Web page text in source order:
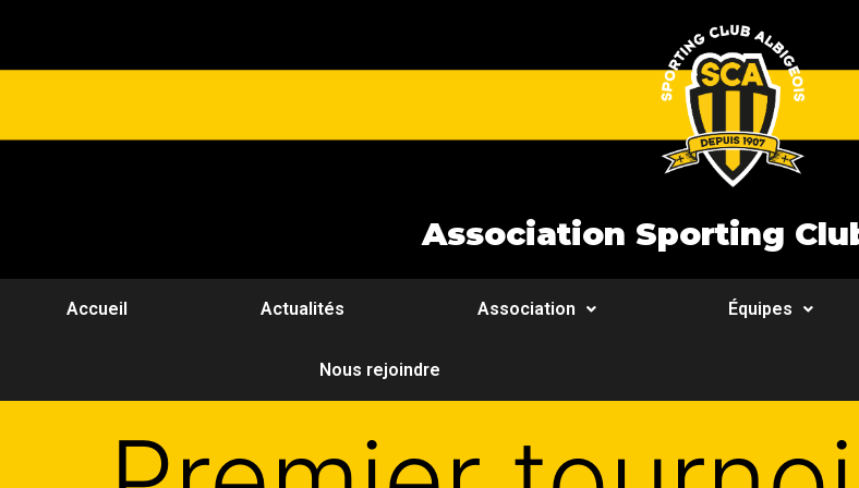
Association Sporting
Accueil Actualités Association Équipes
Nous rejoindre